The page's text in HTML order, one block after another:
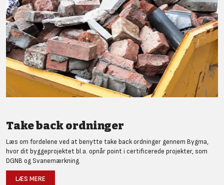
Take back ordninger
Læs om fordelene ved at benytte take back ordninger gennem Bygma,
hvor dit byggeprojektet bl.a. opnår point i certificerede projekter, som
DGNB og Svanemærkning.
LÆS MERE